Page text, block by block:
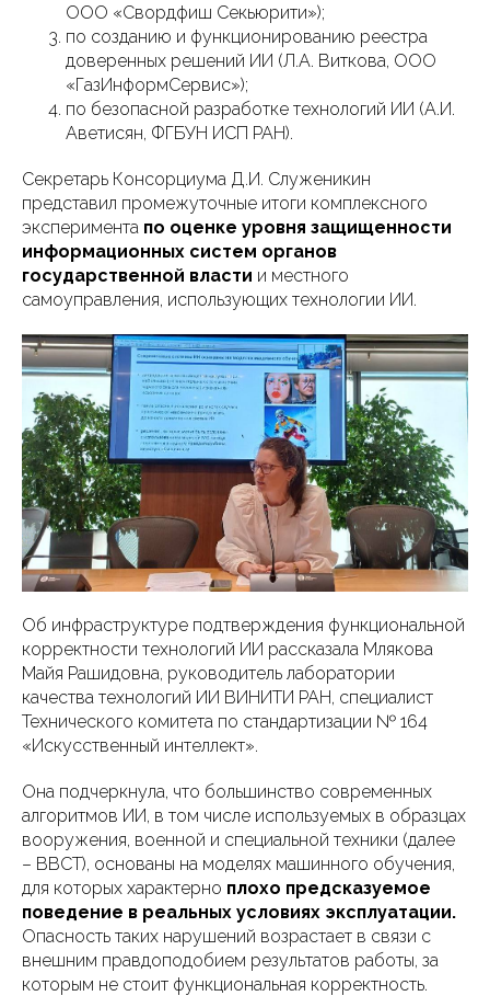
ООО «Свордфиш Секьюрити»);
по созданию и функционированию реестра
доверенных решений ИИ (Л.А. Виткова, ООО
«ГазИнформСервис»);
по безопасной разработке технологий ИИ (А.И.
Аветисян, ФГБУН ИСП РАН).
Секретарь Консорциума Д.И. Служеникин
представил промежуточные итоги комплексного
эксперимента по оценке уровня защищенности
информационных систем органов
государственной власти и местного
самоуправления, использующих технологии ИИ.
Об инфраструктуре подтверждения функциональной
корректности технологий ИИ рассказала Млякова
Майя Рашидовна, руководитель лаборатории
качества технологий ИИ ВИНИТИ РАН, специалист
Технического комитета по стандартизации № 164
«Искусственный интеллект».
Она подчеркнула, что большинство современных
алгоритмов ИИ, в том числе используемых в образцах
вооружения, военной и специальной техники (далее
– ВВСТ), основаны на моделях машинного обучения,
для которых характерно плохо предсказуемое
поведение в реальных условиях эксплуатации.
Опасность таких нарушений возрастает в связи с
внешним правдоподобием результатов работы, за
которым не стоит функциональная корректность.